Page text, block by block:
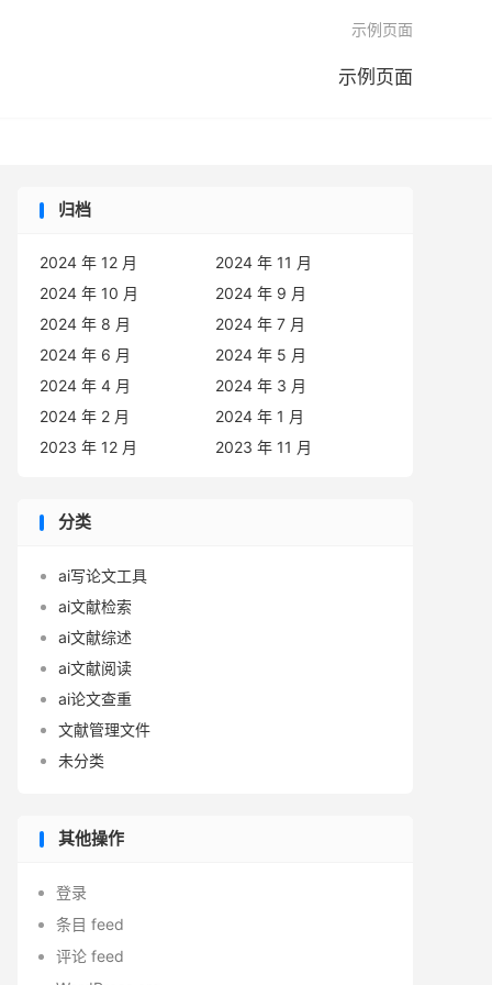
示例页面
示例页面
归档
2024 年 12 月
2024 年 11 月
2024 年 10 月
2024 年 9 月
2024 年 8 月
2024 年 7 月
2024 年 6 月
2024 年 5 月
2024 年 4 月
2024 年 3 月
2024 年 2 月
2024 年 1 月
2023 年 12 月
2023 年 11 月
分类
ai写论文工具
ai文献检索
ai文献综述
ai文献阅读
ai论文查重
文献管理文件
未分类
其他操作
登录
条目 feed
评论 feed